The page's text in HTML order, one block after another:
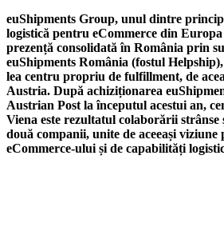
euShipments Group, unul dintre
logistică pentru eCommerce din
prezență consolidată în România prin
euShipments România (fostul
lea centru propriu de fulfillment, de
Austria. După achiziționarea
Austrian Post la începutul acestui an,
Viena este rezultatul colaborării strânse
două companii, unite de aceeași
eCommerce-ului și de capabilități